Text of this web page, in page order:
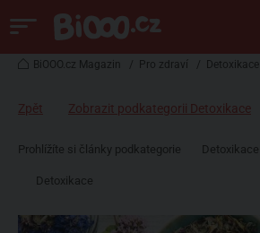
BiOOO.cz Magazin / Pro zdraví / Detoxikace
Zpět Zobrazit podkategorii Detoxikace
Prohlížíte si články podkategorie Detoxikace
Detoxikace